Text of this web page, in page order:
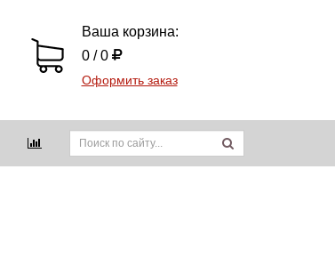
Ваша корзина:
0 / 0
Оформить заказ